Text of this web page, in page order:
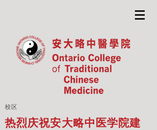
校区
热烈庆祝安大略中医学院建